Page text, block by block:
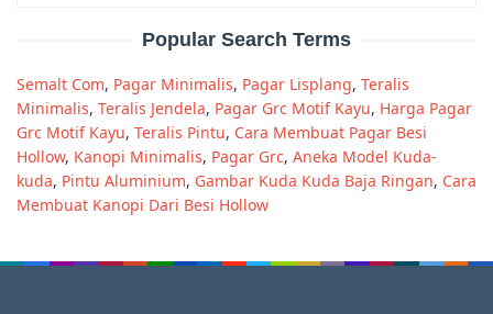
Popular Search Terms
Semalt Com, Pagar Minimalis, Pagar Lisplang, Teralis
Minimalis, Teralis Jendela, Pagar Grc Motif Kayu, Harga Pagar
Grc Motif Kayu, Teralis Pintu, Cara Membuat Pagar Besi
Hollow, Kanopi Minimalis, Pagar Grc, Aneka Model Kuda-
kuda, Pintu Aluminium, Gambar Kuda Kuda Baja Ringan, Cara
Membuat Kanopi Dari Besi Hollow